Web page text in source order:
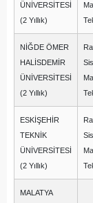
ÜNİVERSİTESİ
(2 Yıllık)
NİĞDE ÖMER
HALİSDEMİR
ÜNİVERSİTESİ
(2 Yıllık)
ESKİŞEHİR
TEKNİK
ÜNİVERSİTESİ
(2 Yıllık)
MALATYA